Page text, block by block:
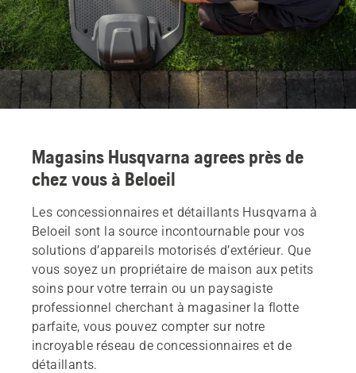
Magasins Husqvarna agrees près de
chez vous à Beloeil
Les concessionnaires et détaillants Husqvarna à
Beloeil sont la source incontournable pour vos
solutions d’appareils motorisés d’extérieur. Que
vous soyez un propriétaire de maison aux petits
soins pour votre terrain ou un paysagiste
professionnel cherchant à magasiner la flotte
parfaite, vous pouvez compter sur notre
incroyable réseau de concessionnaires et de
détaillants.